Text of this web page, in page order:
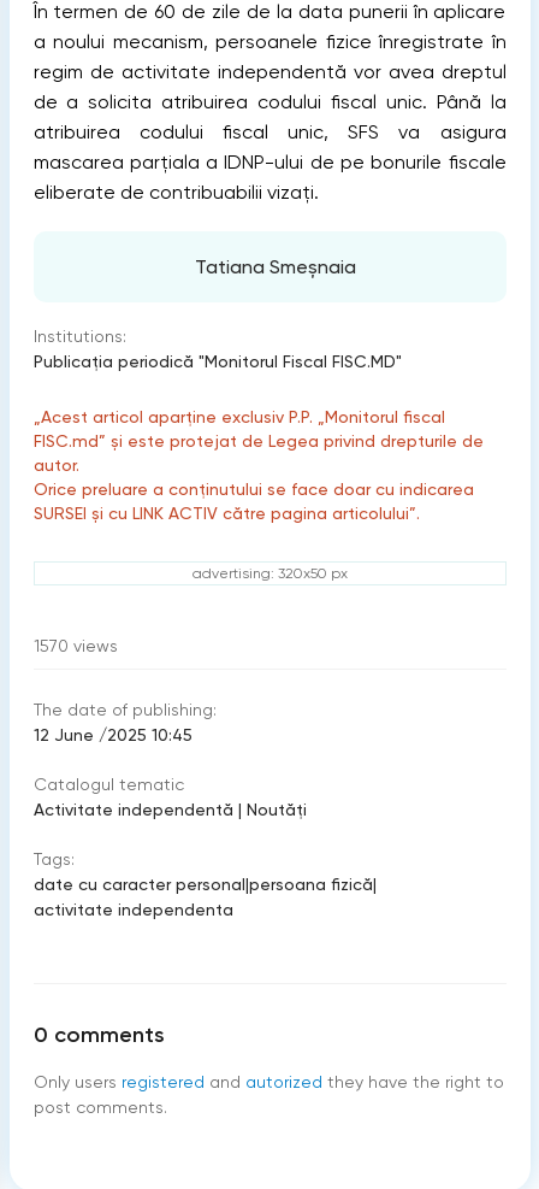
În termen de 60 de zile de la data punerii în aplicare
a noului mecanism, persoanele fizice înregistrate în
regim de activitate independentă vor avea dreptul
de a solicita atribuirea codului fiscal unic. Până la
atribuirea codului fiscal unic, SFS va asigura
mascarea parțiala a IDNP-ului de pe bonurile fiscale
eliberate de contribuabilii vizați.
Tatiana Smeșnaia
Institutions:
Publicaţia periodică "Monitorul Fiscal FISC.MD"
„Acest articol aparține exclusiv P.P. „Monitorul fiscal
FISC.md” și este protejat de Legea privind drepturile de
autor.
Orice preluare a conținutului se face doar cu indicarea
SURSEI și cu LINK ACTIV către pagina articolului”.
advertising: 320x50 px
1570 views
The date of publishing:
12 June /2025 10:45
Catalogul tematic
Activitate independentă | Noutăți
Tags:
date cu caracter personal|persoana fizică|
activitate independenta
0 comments
Only users registered and autorized they have the right to
post comments.